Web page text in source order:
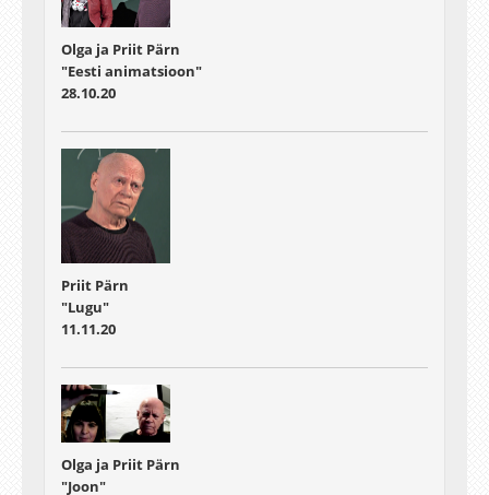
Olga ja Priit Pärn
"Eesti animatsioon"
28.10.20
Priit Pärn
"Lugu"
11.11.20
Olga ja Priit Pärn
"Joon"